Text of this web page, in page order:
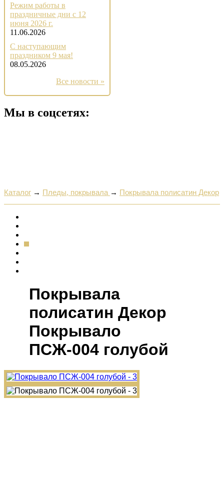
Режим работы в
праздничные дни с 12
июня 2026 г.
11.06.2026
С наступающим
праздником 9 мая!
08.05.2026
Все новости »
Мы в соцсетях:
Каталог → Пледы, покрывала → Покрывала полисатин Декор
Покрывала
полисатин Декор
Покрывало
ПСЖ-004 голубой